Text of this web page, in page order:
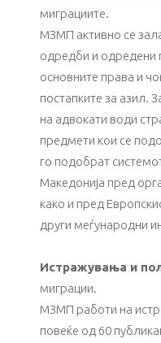
миграциите.
МЗМП активно се
одредби и одредени
основните права и
постапките за азил.
на адвокати води
предмети кои се
го подобрат
Македонија пред
како и пред
други меѓународни
Истражувања и
миграции.
МЗМП работи на
повеќе од 60